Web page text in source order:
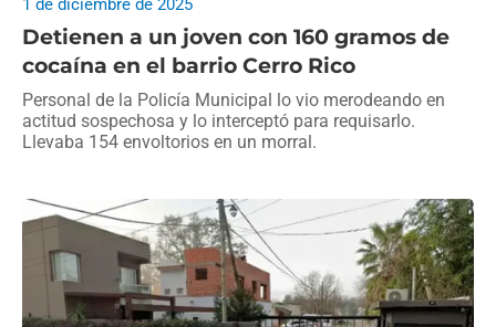
Detienen a un joven con 160 gramos de
cocaína en el barrio Cerro Rico
1 de diciembre de 2025
Personal de la Policía Municipal lo vio merodeando en
actitud sospechosa y lo interceptó para requisarlo.
Llevaba 154 envoltorios en un morral.